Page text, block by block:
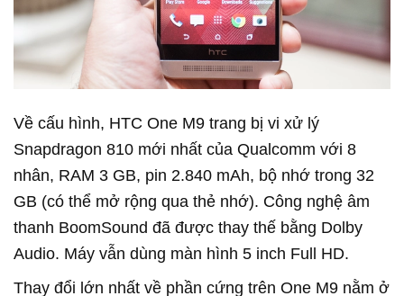
Về cấu hình, HTC One M9 trang bị vi xử lý
Snapdragon 810 mới nhất của Qualcomm với 8
nhân, RAM 3 GB, pin 2.840 mAh, bộ nhớ trong 32
GB (có thể mở rộng qua thẻ nhớ). Công nghệ âm
thanh BoomSound đã được thay thế bằng Dolby
Audio. Máy vẫn dùng màn hình 5 inch Full HD.
Thay đổi lớn nhất về phần cứng trên One M9 nằm ở